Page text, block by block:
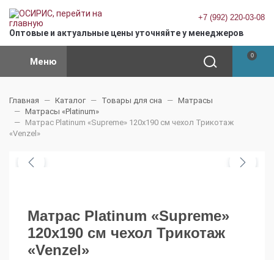
Оптовые и актуальные цены уточняйте у менеджеров
+7 (992) 220-03-08
Меню
0
Главная Каталог Товары для сна
Матрасы
Матрасы «Platinum»
Матрас Platinum «Supreme» 120x190 см чехол Трикотаж
«Venzel»
Матрас Platinum «Supreme»
120x190 см чехол Трикотаж
«Venzel»